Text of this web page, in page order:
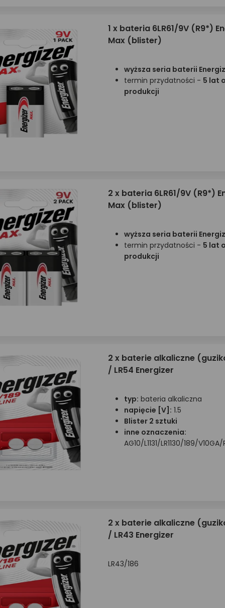
1 x bateria 6LR61/9V (R9*)
Max (blister)
wyższa seria baterii
termin przydatności - 5 lat
produkcji
2 x bateria 6LR61/9V (R9*)
Max (blister)
wyższa seria baterii
termin przydatności - 5 lat
produkcji
2 x baterie alkaliczne
/ LR54 Energizer
typ: bateria alkaliczna
napięcie [V]: 1.5
Blister 2 sztuki
inne oznaczenia:
AG10/L1131/LR1130/189/
2 x baterie alkaliczne
/ LR43 Energizer
LR43/186